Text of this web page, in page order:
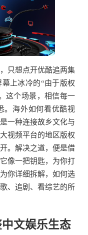
只想点开优酷追两集
上冰冷的“由于版权
这个场景，相信每一
。海外如何看优酷视
一种连接故乡文化与
视频平台的地区版权
。解决之道，便是借
像一把钥匙，为你打
你详细拆解，如何选
、追剧、看综艺的所
文娱乐生态